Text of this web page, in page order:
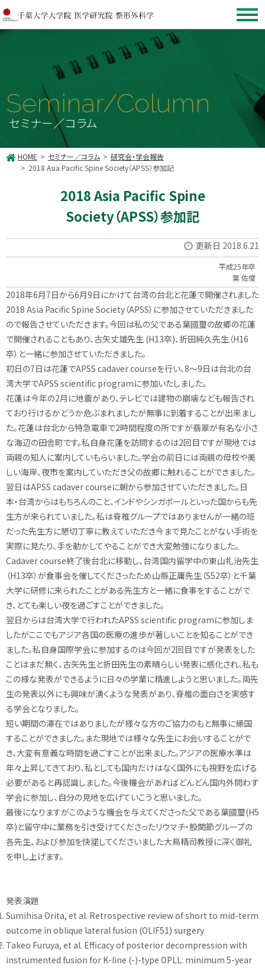
Seminar/Column
セミナー／コラム
HOME セミナー／コラム
研究会・学会報告
2018 Asia Pacific Spine Society（APSS）参加記
2018 Asia Pacific Spine
Society（APSS）参加記
更新日 2018.6.21
平成25年卒
葉 佐俊
2018年6月7日から6月9日にかけて台湾の台北と花蓮で開催されました
2018 Asia Pacific Spine Society（APSS）に参加させていただきました
ので報告させていただきます。今回は私の父である葉國璽の故郷の花蓮
で開催されることもあり、古矢丈雄先生 (H13卒)、折田純久先生（H16
卒）と一緒に参加させていただきました。
初日の7日は花蓮でAPSS cadaver courseを行い、8～9日は台北の台
湾大学でAPSS scientific programに参加いたしました。
花蓮は今年の2月に地震があり、テレビでは建物の崩壊なども報告され
ており行けるかどうか危ぶまれましたが無事に到着することが出来まし
た。花蓮は台北から特急電車で2時間程度の所ですが翡翠が有名な小さ
な海辺の田舎町です。私自身花蓮を訪問するのは2回目ですが現地では
両親の知人に案内していもらいました。学会の前日には両親の母校や美
しい海岸、夜市を案内していただき父の故郷に触れることができました。
翌日はAPSS cadaver courseに朝から参加させていただきました。日
本・台湾からはもちろんのこと、インドやシンガポールといった国からも先
生方が来られていました。私は脊椎グループではありませんが一緒の班
だった先生方に懇切丁寧に教えていただき今まで見たことがない手術を
実際に見たり、手を動かしてやることができ大変勉強になりました。
Cadaver course終了後台北に移動し、台湾国内留学中の東山礼治先生
（H13卒）が食事会を催してくださったため山縣正庸先生（S52卒）と千葉
大学に研修に来られたことがある先生方と一緒に食事をすることがで
き、とても楽しい夜を過ごすことができました。
翌日からは台湾大学で行われたAPSS scientific programに参加しま
したがここでもアジア各国の医療の進歩が著しいことを知ることができ
ました。私自身国際学会に参加するのは今回が2回目ですが発表をした
ことはまだ無く、古矢先生と折田先生の素晴らしい発表に感化され、私も
この様な発表ができるように日々の学業に精進しようと思いました。両先
生の発表以外にも興味が湧くような発表があり、脊椎の面白さを実感す
る学会となりました。
短い期間の滞在ではありましたが様々な方のご協力のもと無事に帰国
することができました。また現地では様々な先生にお会いすることがで
き、大変有意義な時間を過ごすことが出来ました。アジアの医療水準は
年々上昇してきており、私としても国内だけはなく国外にも視野を広げる
必要があると再認識しました。今後機会があればどんどん国内外問わず
学会に参加し、自分の見地を広げていこうと思いました。
最後になりますがこのような機会を与えてくださった父である葉國璽(H5
卒)と留守中に業務を引き受けてくださったリウマチ・股関節グループの
各先生、および参加を快諾してくださいました大鳥精司教授に深く御礼
を申し上げます。
発表演題
Sumihisa Orita, et al. Retrospective review of short to mid-term
outcome in oblique lateral fusion (OLIF51) surgery
Takeo Furuya, et al. Efficacy of posterior decompression with
instrumented fusion for K-line (-)-type OPLL: minimum 5-year